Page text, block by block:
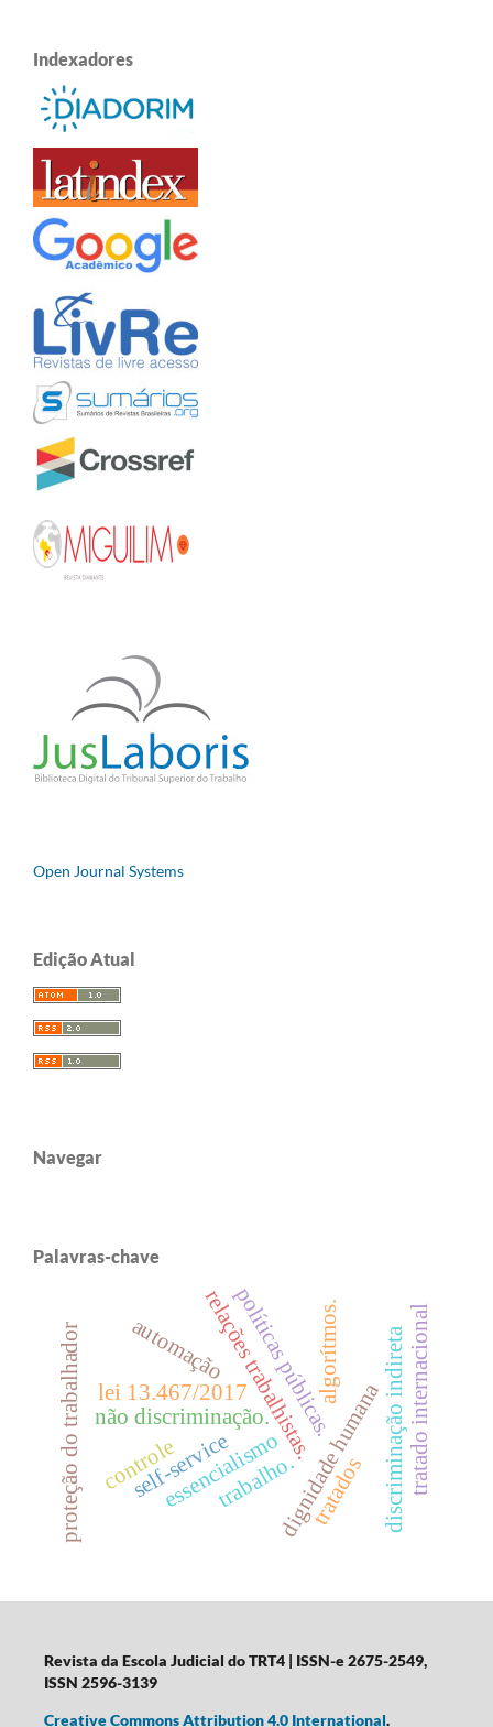
Indexadores
Open Journal Systems
Edição Atual
Navegar
Palavras-chave
lei 13.467/2017relações trabalhistas.dignidade humana
essencialismo
políticas públicas.
trabalho. discriminação indireta
não discriminação.
automação
self-service
controle tratados tratado internacional
proteção do trabalhador algorítmos.
Revista da Escola Judicial do TRT4 | ISSN-e 2675-2549,
ISSN 2596-3139
Creative Commons Attribution 4.0 International.